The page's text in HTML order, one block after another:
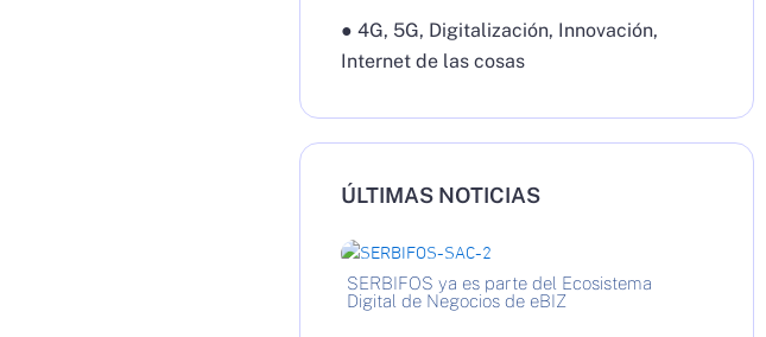
● 4G, 5G, Digitalización, Innovación,
Internet de las cosas
ÚLTIMAS NOTICIAS
SERBIFOS ya es parte del Ecosistema
Digital de Negocios de eBIZ